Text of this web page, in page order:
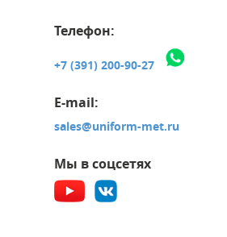
Телефон:
+7 (391) 200-90-27
E-mail:
sales@uniform-met.ru
Мы в соцсетях